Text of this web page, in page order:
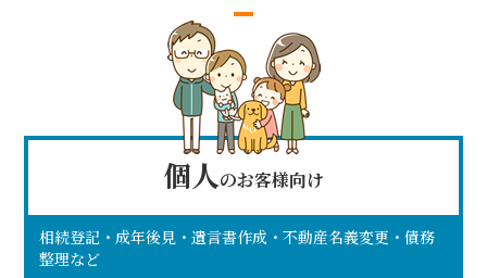
個人のお客様向け
相続登記・成年後見・遺言書作成・不動産名義変更・債務
整理など